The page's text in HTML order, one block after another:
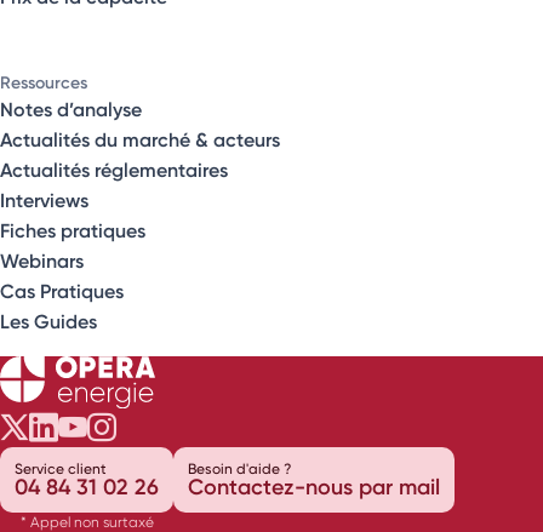
Ressources
Notes d’analyse
Actualités du marché & acteurs
Actualités réglementaires
Interviews
Fiches pratiques
Webinars
Cas Pratiques
Les Guides
Opéra Énergie sur Twitter
Opéra Énergie sur LinkedIn
Opéra Énergie sur Youtube
Opéra Énergie sur Instagram
Service client
04 84 31 02 26
* Appel non surtaxé
Besoin d'aide ?
Contactez-nous par mail